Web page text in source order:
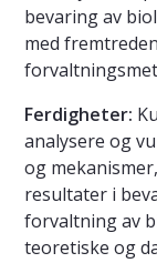
bevaring av
med
Ferdigheter:
analysere og
og
resultater i
forvaltning av
teoretiske og